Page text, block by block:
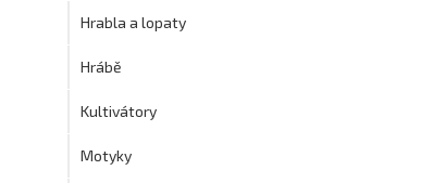
Hrabla a lopaty
Hrábě
Kultivátory
Motyky